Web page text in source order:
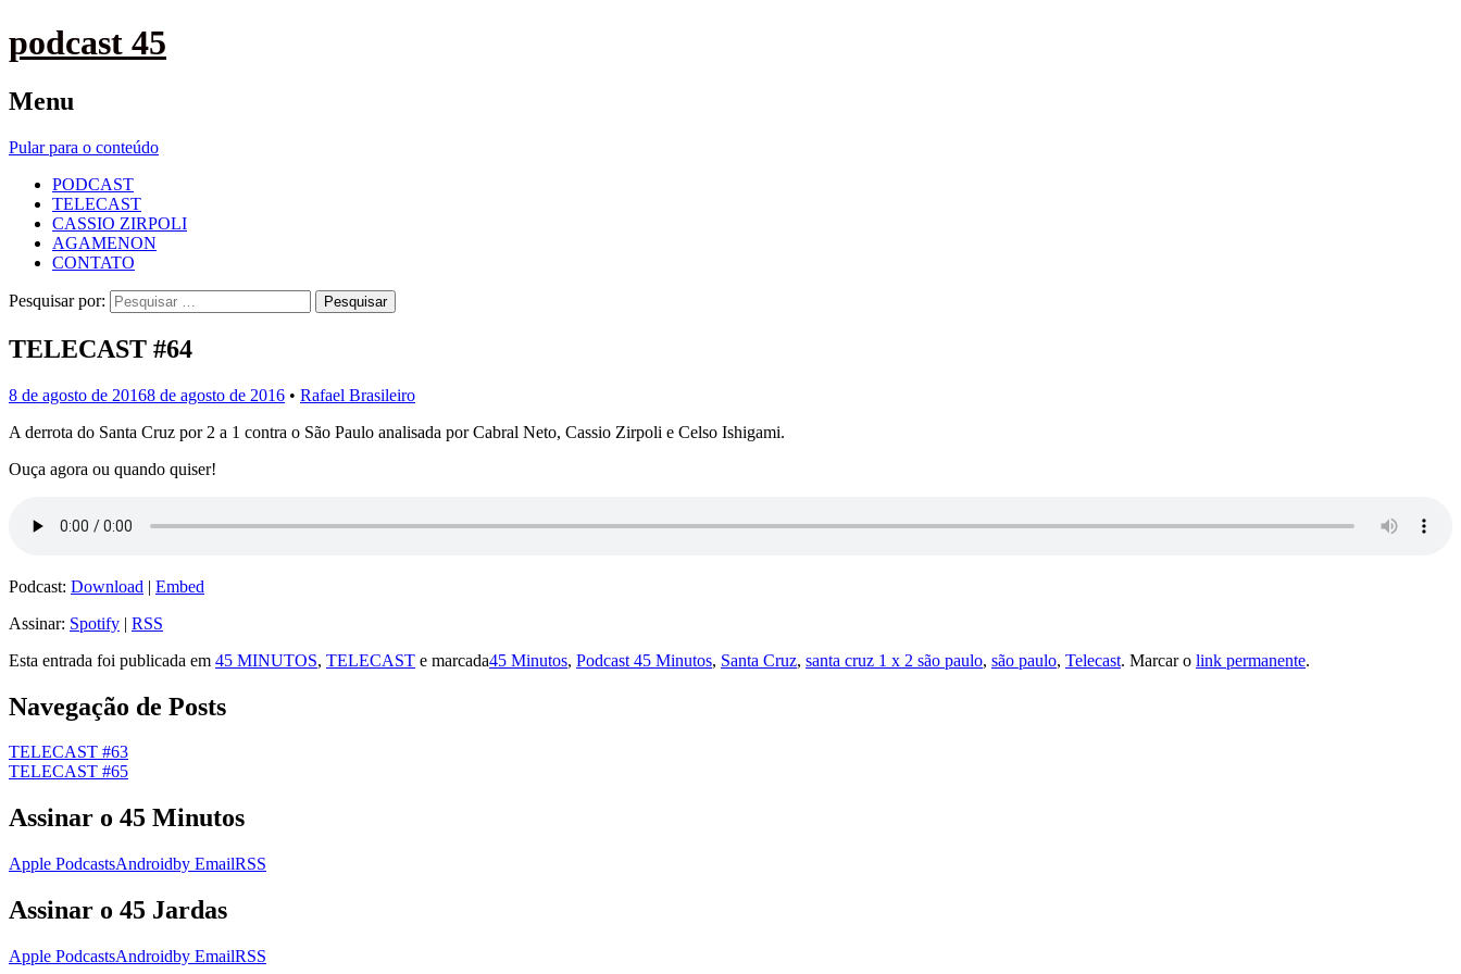
podcast 45
Menu
Pular para o conteúdo
PODCAST
TELECAST
CASSIO ZIRPOLI
AGAMENON
CONTATO
Pesquisar por:
TELECAST #64
8 de agosto de 20168 de agosto de 2016 • Rafael Brasileiro
A derrota do Santa Cruz por 2 a 1 contra o São Paulo analisada por Cabral Neto, Cassio Zirpoli e Celso Ishigami.
Ouça agora ou quando quiser!
Podcast: Download | Embed
Assinar: Spotify | RSS
Esta entrada foi publicada em 45 MINUTOS, TELECAST e marcada45 Minutos, Podcast 45 Minutos, Santa Cruz, santa cruz 1 x 2 são paulo, são paulo, Telecast. Marcar o link permanente.
Navegação de Posts
TELECAST #63
TELECAST #65
Assinar o 45 Minutos
Apple PodcastsAndroidby EmailRSS
Assinar o 45 Jardas
Apple PodcastsAndroidby EmailRSS